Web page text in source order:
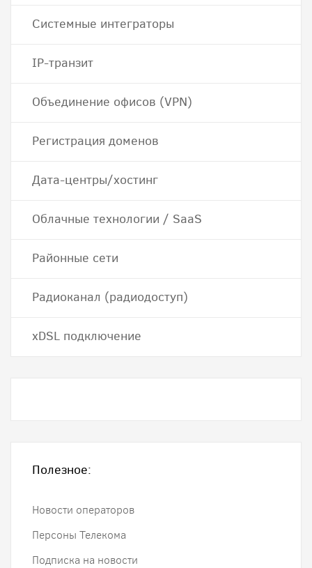
Системные интеграторы
IP-транзит
Объединение офисов (VPN)
Регистрация доменов
Дата-центры/хостинг
Облачные технологии / SaaS
Районные сети
Радиоканал (радиодоступ)
хDSL подключение
Полезное:
Новости операторов
Персоны Телекома
Подписка на новости